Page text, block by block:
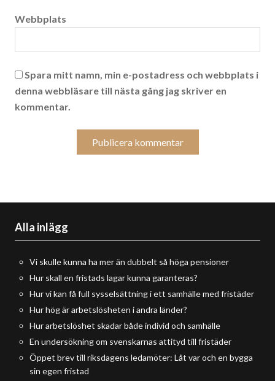
Webbplats
Spara mitt namn, min e-postadress och webbplats i
denna webbläsare till nästa gång jag skriver en
kommentar.
Alla inlägg
Vi skulle kunna ha mer än dubbelt så höga pensioner
Hur skall en fristads lagar kunna garanteras?
Hur vi kan få full sysselsättning i ett samhälle med fristäder
Hur hög är arbetslösheten i andra länder?
Hur arbetslöshet skadar både individ och samhälle
En undersökning om svenskarnas attityd till fristäder
Öppet brev till riksdagens ledamöter: Låt var och en bygga
sin egen fristad